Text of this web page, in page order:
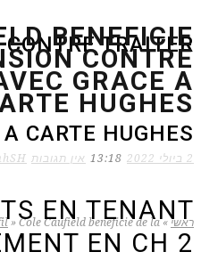
TRAITER
CARTE HUGHES
ראשי »
» Cole Caufield beneficie de la
BENEFICIE
CONTRE
GRACE A
HUGHES
2 ביולי 2022 13:18 אין תגובות
EN TENANT
EN CH 2